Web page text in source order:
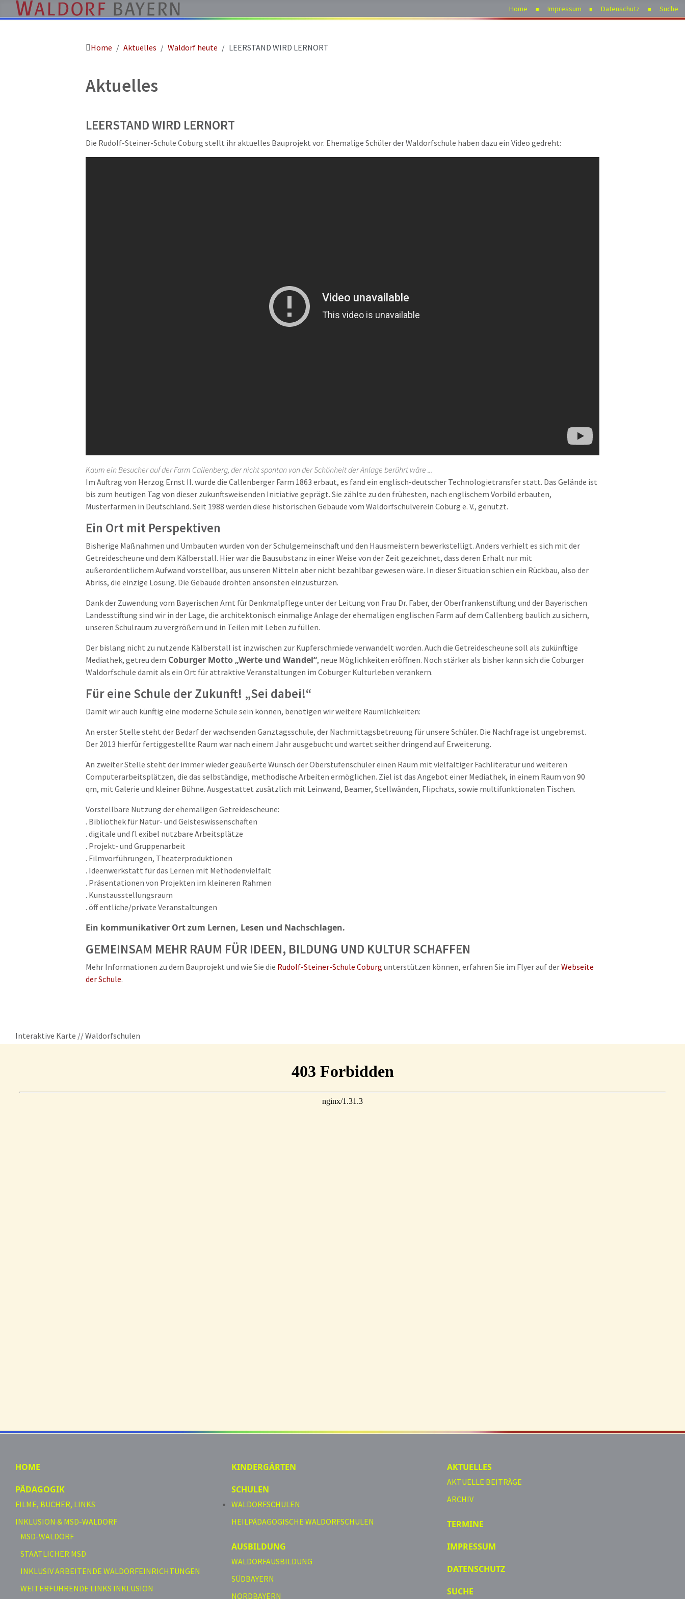
Home Impressum Datenschutz Suche
Home Aktuelles Waldorf heute LEERSTAND WIRD LERNORT
Aktuelles
LEERSTAND WIRD LERNORT
Die Rudolf-Steiner-Schule Coburg stellt ihr aktuelles Bauprojekt vor. Ehemalige Schüler der Waldorfschule haben dazu ein Video gedreht:
Kaum ein Besucher auf der Farm Callenberg, der nicht spontan von der Schönheit der Anlage berührt wäre ...
Im Auftrag von Herzog Ernst II. wurde die Callenberger Farm 1863 erbaut, es fand ein englisch-deutscher Technologietransfer statt. Das Gelände ist
bis zum heutigen Tag von dieser zukunftsweisenden Initiative geprägt. Sie zählte zu den frühesten, nach englischem Vorbild erbauten,
Musterfarmen in Deutschland. Seit 1988 werden diese historischen Gebäude vom Waldorfschulverein Coburg e. V., genutzt.
Ein Ort mit Perspektiven
Bisherige Maßnahmen und Umbauten wurden von der Schulgemeinschaft und den Hausmeistern bewerkstelligt. Anders verhielt es sich mit der
Getreidescheune und dem Kälberstall. Hier war die Bausubstanz in einer Weise von der Zeit gezeichnet, dass deren Erhalt nur mit
außerordentlichem Aufwand vorstellbar, aus unseren Mitteln aber nicht bezahlbar gewesen wäre. In dieser Situation schien ein Rückbau, also der
Abriss, die einzige Lösung. Die Gebäude drohten ansonsten einzustürzen.
Dank der Zuwendung vom Bayerischen Amt für Denkmalpflege unter der Leitung von Frau Dr. Faber, der Oberfrankenstiftung und der Bayerischen
Landesstiftung sind wir in der Lage, die architektonisch einmalige Anlage der ehemaligen englischen Farm auf dem Callenberg baulich zu sichern,
unseren Schulraum zu vergrößern und in Teilen mit Leben zu füllen.
Der bislang nicht zu nutzende Kälberstall ist inzwischen zur Kupferschmiede verwandelt worden. Auch die Getreidescheune soll als zukünftige
Mediathek, getreu dem Coburger Motto „Werte und Wandel“, neue Möglichkeiten eröffnen. Noch stärker als bisher kann sich die Coburger
Waldorfschule damit als ein Ort für attraktive Veranstaltungen im Coburger Kulturleben verankern.
Für eine Schule der Zukunft! „Sei dabei!“
Damit wir auch künftig eine moderne Schule sein können, benötigen wir weitere Räumlichkeiten:
An erster Stelle steht der Bedarf der wachsenden Ganztagsschule, der Nachmittagsbetreuung für unsere Schüler. Die Nachfrage ist ungebremst.
Der 2013 hierfür fertiggestellte Raum war nach einem Jahr ausgebucht und wartet seither dringend auf Erweiterung.
An zweiter Stelle steht der immer wieder geäußerte Wunsch der Oberstufenschüler einen Raum mit vielfältiger Fachliteratur und weiteren
Computerarbeitsplätzen, die das selbständige, methodische Arbeiten ermöglichen. Ziel ist das Angebot einer Mediathek, in einem Raum von 90
qm, mit Galerie und kleiner Bühne. Ausgestattet zusätzlich mit Leinwand, Beamer, Stellwänden, Flipchats, sowie multifunktionalen Tischen.
Vorstellbare Nutzung der ehemaligen Getreidescheune:
. Bibliothek für Natur- und Geisteswissenschaften
. digitale und fl exibel nutzbare Arbeitsplätze
. Projekt- und Gruppenarbeit
. Filmvorführungen, Theaterproduktionen
. Ideenwerkstatt für das Lernen mit Methodenvielfalt
. Präsentationen von Projekten im kleineren Rahmen
. Kunstausstellungsraum
. öff entliche/private Veranstaltungen
Ein kommunikativer Ort zum Lernen, Lesen und Nachschlagen.
GEMEINSAM MEHR RAUM FÜR IDEEN, BILDUNG UND KULTUR SCHAFFEN
Mehr Informationen zu dem Bauprojekt und wie Sie die Rudolf-Steiner-Schule Coburg unterstützen können, erfahren Sie im Flyer auf derWebseite
der Schule.
Interaktive Karte // Waldorfschulen
HOME
PÄDAGOGIK
FILME, BÜCHER, LINKS
INKLUSION & MSD-WALDORF
MSD-WALDORF
STAATLICHER MSD
INKLUSIV ARBEITENDE WALDORFEINRICHTUNGEN
WEITERFÜHRENDE LINKS INKLUSION
KINDERGÄRTEN
SCHULEN
WALDORFSCHULEN
HEILPÄDAGOGISCHE WALDORFSCHULEN
AUSBILDUNG
WALDORFAUSBILDUNG
SÜDBAYERN
NORDBAYERN
AKTUELLES
AKTUELLE BEITRÄGE
ARCHIV
TERMINE
IMPRESSUM
DATENSCHUTZ
SUCHE